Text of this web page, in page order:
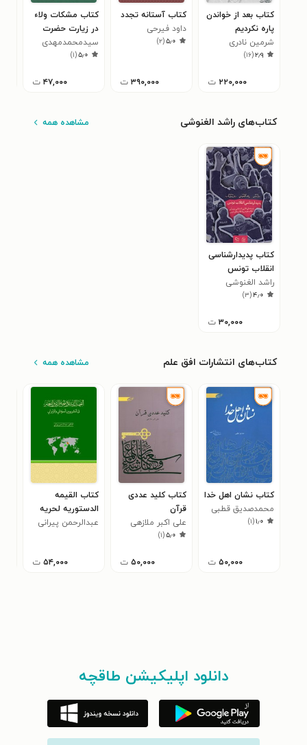
کتاب بعد از خواندن
پاره نکردیم
شرمین نادری
۲٫۹(۱۶)
۲۲۰,۰۰۰ ت
کتاب آستانه تجدد
داود فیرحی
۵٫۰(۲)
۳۹۰,۰۰۰ ت
کتاب مشکات ولاء
در زیارت حضرت
زهرا (ع)
سیدمحمد‌مهدی
میرباقری
۵٫۰(۱)
۴۷,۰۰۰ ت
کتاب‌های راشد الغنوشی مشاهده همه
کتاب پدیدارشناسی
انقلاب تونس
راشد الغنوشی
۴٫۰(۳)
۳۰,۰۰۰ ت
کتاب‌های انتشارات افق علم مشاهده همه
کتاب نشان اهل خدا
محمدصدیق قطبی
۱٫۰(۱)
۵۰,۰۰۰ ت
کتاب کلید عددی
قرآن
علی اکبر ملازهی
۵٫۰(۱)
۵۰,۰۰۰ ت
کتاب القیمه
الدستوریه لحریه
الرای و التعبیر فی
عبدالرحمن پیرانی
۵۴,۰۰۰ ت
دانلود اپلیکیشن طاقچه